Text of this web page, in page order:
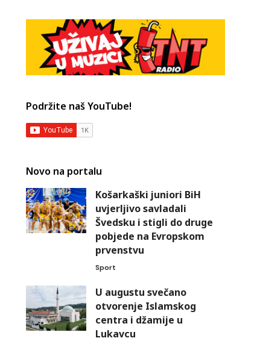
Podržite naš YouTube!
Novo na portalu
Košarkaški juniori BiH
uvjerljivo savladali
Švedsku i stigli do druge
pobjede na Evropskom
prvenstvu
Sport
U augustu svečano
otvorenje Islamskog
centra i džamije u
Lukavcu